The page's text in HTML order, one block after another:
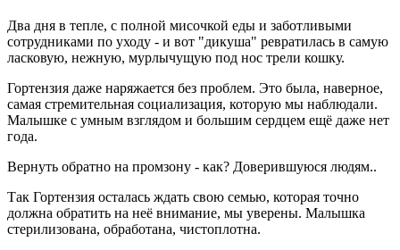
Два дня в тепле, с полной мисочкой еды и заботливыми
сотрудниками по уходу - и вот "дикуша" ревратилась в самую
ласковую, нежную, мурлычущую под нос трели кошку.
Гортензия даже наряжается без проблем. Это была, наверное,
самая стремительная социализация, которую мы наблюдали.
Малышке с умным взглядом и большим сердцем ещё даже нет
года.
Вернуть обратно на промзону - как? Доверившуюся людям..
Так Гортензия осталась ждать свою семью, которая точно
должна обратить на неё внимание, мы уверены. Малышка
стерилизована, обработана, чистоплотна.